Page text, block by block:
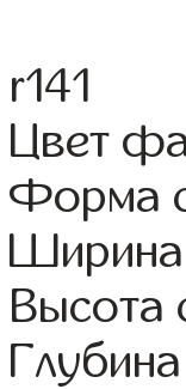
r141
Цвет
Форма
Ширина
Высота